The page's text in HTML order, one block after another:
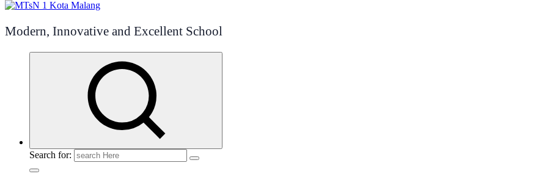
Modern, Innovative and Excellent School
Search for: